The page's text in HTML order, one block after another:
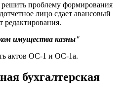
решить проблему формирования
лицо сдает авансовый
редактирования.
имущества казны"
актов ОС-1 и ОС-1а.
бухгалтерская